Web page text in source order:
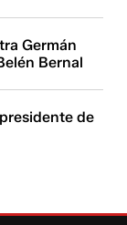
Germán
Bernal
de